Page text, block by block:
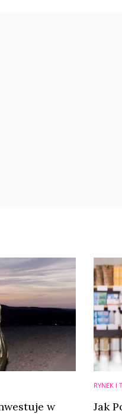
w
RYNEK I
Jak